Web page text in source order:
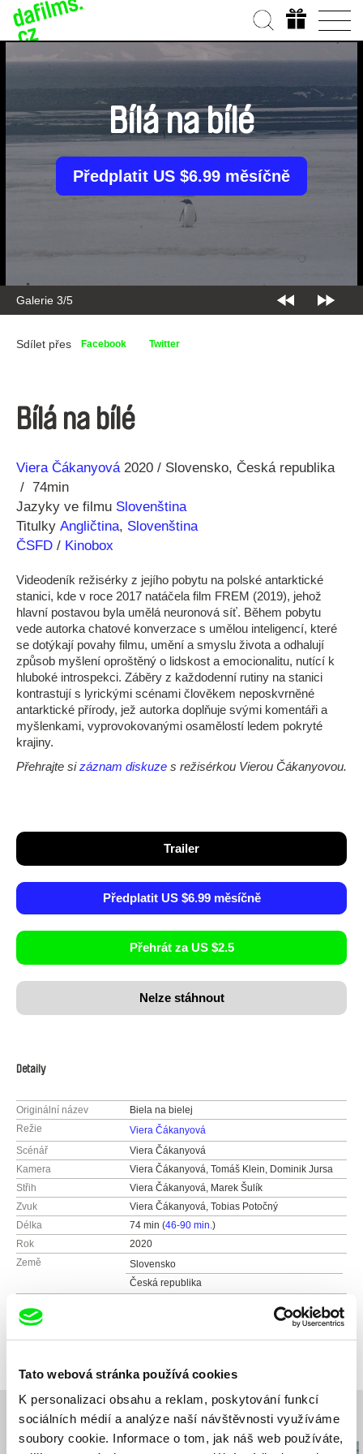
Tato webová stránka používá cookies
K personalizaci obsahu a reklam, poskytování funkcí
sociálních médií a analýze naší návštěvnosti využíváme
soubory cookie. Informace o tom, jak náš web používáte,
Galerie 3/5
Bílá na bílé
Předplatit US $6.99 měsíčně
Sdílet přes Facebook Twitter
Bílá na bílé
Režie
Viera Čákanyová
Rok 2020 Slovensko Česká republika
74min
Jazyky ve filmu Slovenština
Titulky Angličtina, Slovenština
ČSFD / Kinobox
Videodeník režisérky z jejího pobytu na polské antarktické
stanici, kde v roce 2017 natáčela film FREM (2019), jehož
hlavní postavou byla umělá neuronová síť. Během pobytu
vede autorka chatové konverzace s umělou inteligencí, které
se dotýkají povahy filmu, umění a smyslu života a odhalují
způsob myšlení oproštěný o lidskost a emocionalitu, nutící k
hluboké introspekci. Záběry z každodenní rutiny na stanici
kontrastují s lyrickými scénami člověkem neposkvrněné
antarktické přírody, jež autorka doplňuje svými komentáři a
myšlenkami, vyprovokovanými osamělostí ledem pokryté
krajiny.
Přehrajte sizáznam diskuze s režisérkou Vierou Čákanyovou.
Trailer
Předplatit US $6.99 měsíčně
Přehrát za US $2.5
Nelze stáhnout
Detaily
Originální název
Biela na bielej
Režie
Viera Čákanyová
Scénář
Viera Čákanyová
Kamera
Viera Čákanyová, Tomáš Klein, Dominik Jursa
Střih
Viera Čákanyová, Marek Šulík
Zvuk
Viera Čákanyová, Tobias Potočný
Délka
74 min (46-90 min.)
Rok
2020
Země
Slovensko
Česká republika
Produkce
Slovensko
web:https://gucafilms.com/
MARINA FILMS
Česká republika
Haburská 20
Slovensko
web:https://filmexpanded.com/
tel: +421 903 875 877
Související filmy (20)